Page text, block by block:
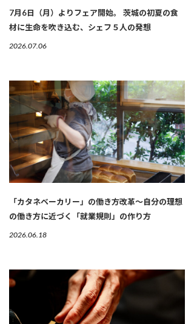
7月6日（月）よりフェア開始。 茨城の初夏の食
材に生命を吹き込む、シェフ５人の発想
2026.07.06
「カタネベーカリー」の働き方改革～自分の理想
の働き方に近づく「就業規則」の作り方
2026.06.18